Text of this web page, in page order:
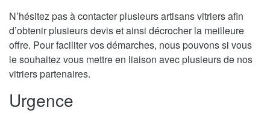
N’hésitez pas à contacter plusieurs artisans vitriers afin
d’obtenir plusieurs devis et ainsi décrocher la meilleure
offre. Pour faciliter vos démarches, nous pouvons si vous
le souhaitez vous mettre en liaison avec plusieurs de nos
vitriers partenaires.
Urgence